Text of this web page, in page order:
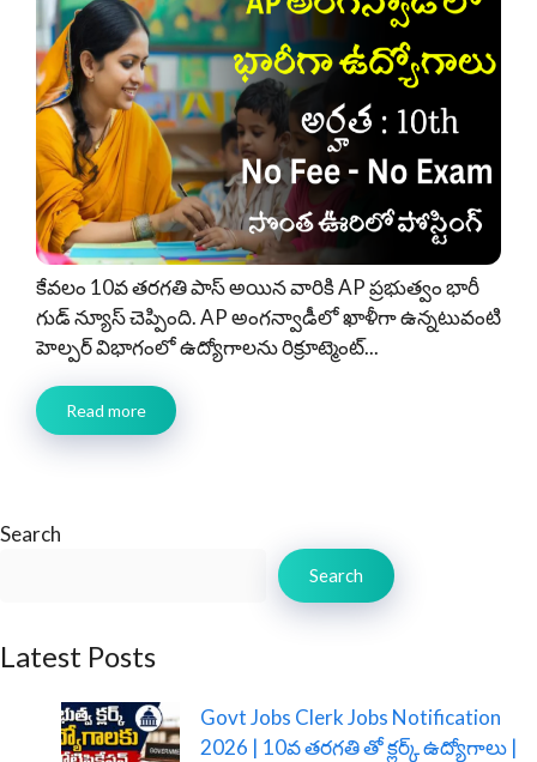
కేవలం 10వ తరగతి పాస్ అయిన వారికి AP ప్రభుత్వం భారీ
గుడ్ న్యూస్ చెప్పింది. AP అంగన్వాడీలో ఖాళీగా ఉన్నటువంటి
హెల్పర్ విభాగంలో ఉద్యోగాలను రిక్రూట్మెంట్...
Read more
Search
Search
Latest Posts
Govt Jobs Clerk Jobs Notification
2026 | 10వ తరగతి తో క్లర్క్ ఉద్యోగాలు |